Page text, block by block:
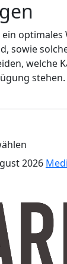
sowie
welche
2026